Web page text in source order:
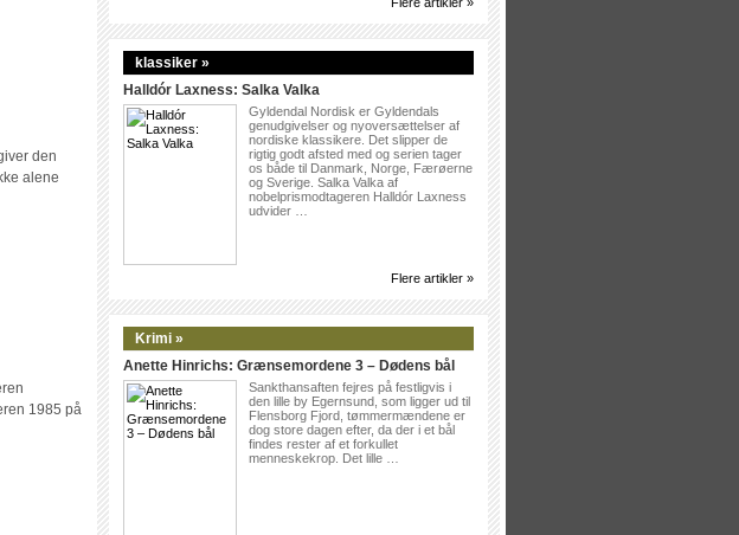
den
alene
1985 på
klassiker »
Halldór Laxness: Salka Valka
Gyldendal Nordisk er Gyldendals
genudgivelser og nyoversættelser af
nordiske klassikere. Det slipper de
rigtig godt afsted med og serien tager
os både til Danmark, Norge, Færøerne
og Sverige. Salka Valka af
nobelprismodtageren Halldór Laxness
udvider …
Flere artikler »
Krimi »
Anette Hinrichs: Grænsemordene 3 – Dødens bål
Sankthansaften fejres på festligvis i
den lille by Egernsund, som ligger ud til
Flensborg Fjord, tømmermændene er
dog store dagen efter, da der i et bål
findes rester af et forkullet
menneskekrop. Det lille …